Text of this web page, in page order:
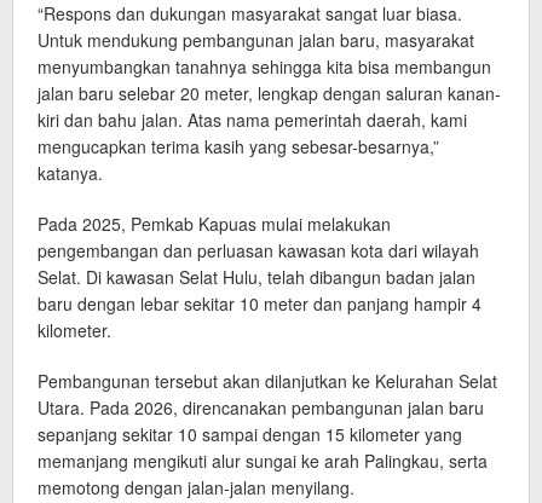
“Respons dan dukungan masyarakat sangat luar biasa.
Untuk mendukung pembangunan jalan baru, masyarakat
menyumbangkan tanahnya sehingga kita bisa membangun
jalan baru selebar 20 meter, lengkap dengan saluran kanan-
kiri dan bahu jalan. Atas nama pemerintah daerah, kami
mengucapkan terima kasih yang sebesar-besarnya,”
katanya.
Pada 2025, Pemkab Kapuas mulai melakukan
pengembangan dan perluasan kawasan kota dari wilayah
Selat. Di kawasan Selat Hulu, telah dibangun badan jalan
baru dengan lebar sekitar 10 meter dan panjang hampir 4
kilometer.
Pembangunan tersebut akan dilanjutkan ke Kelurahan Selat
Utara. Pada 2026, direncanakan pembangunan jalan baru
sepanjang sekitar 10 sampai dengan 15 kilometer yang
memanjang mengikuti alur sungai ke arah Palingkau, serta
memotong dengan jalan-jalan menyilang.